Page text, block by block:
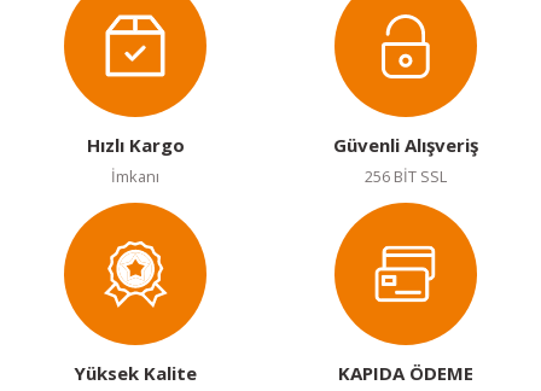
Hızlı Kargo
İmkanı
Güvenli Alışveriş
256 BİT SSL
Yüksek Kalite KAPIDA ÖDEME